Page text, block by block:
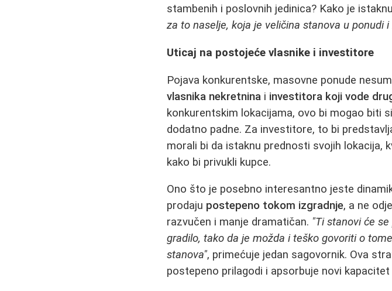
stambenih i poslovnih jedinica? Kako je
za to naselje, koja je veličina stanova u ponudi
Uticaj na postojeće vlasnike i investitore
Pojava konkurentske, masovne ponude
vlasnika nekretnina i investitora koji vode
konkurentskim lokacijama, ovo bi mogao biti
dodatno padne. Za investitore, to bi
morali bi da istaknu prednosti svojih lokacija,
kako bi privukli kupce.
Ono što je posebno interesantno jeste
prodaju postepeno tokom izgradnje, a ne
razvučen i manje dramatičan. "Ti stanovi će
gradilo, tako da je možda i teško govoriti o
stanova", primećuje jedan sagovornik. Ova
postepeno prilagodi i apsorbuje novi kapacitet